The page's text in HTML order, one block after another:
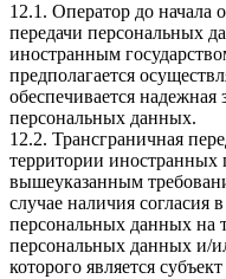
12.1. Оператор до начала
передачи персональных
иностранным
предполагается
обеспечивается надежная
персональных данных.
12.2. Трансграничная
территории иностранных
вышеуказанным
случае наличия согласия
персональных данных на
персональных данных и/
которого является